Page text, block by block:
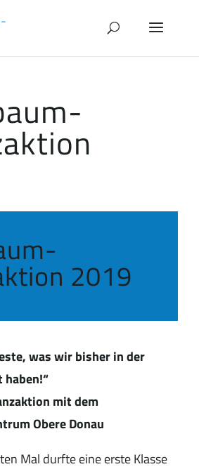
2019
was wir bisher in der
haben!“
mit dem
Obere Donau
Mal durfte eine erste Klasse